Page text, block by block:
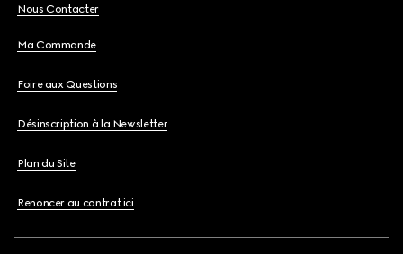
Nous Contacter
Ma Commande
Foire aux Questions
Désinscription à la Newsletter
Plan du Site
Renoncer au contrat ici